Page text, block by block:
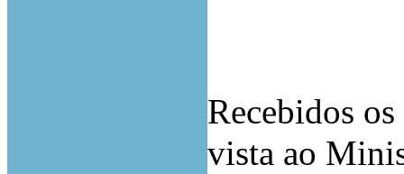
Recebidos
vista ao